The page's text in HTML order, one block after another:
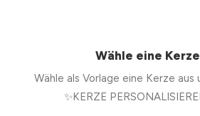
Wähle eine
Wähle als Vorlage eine Kerze aus
✨KERZE